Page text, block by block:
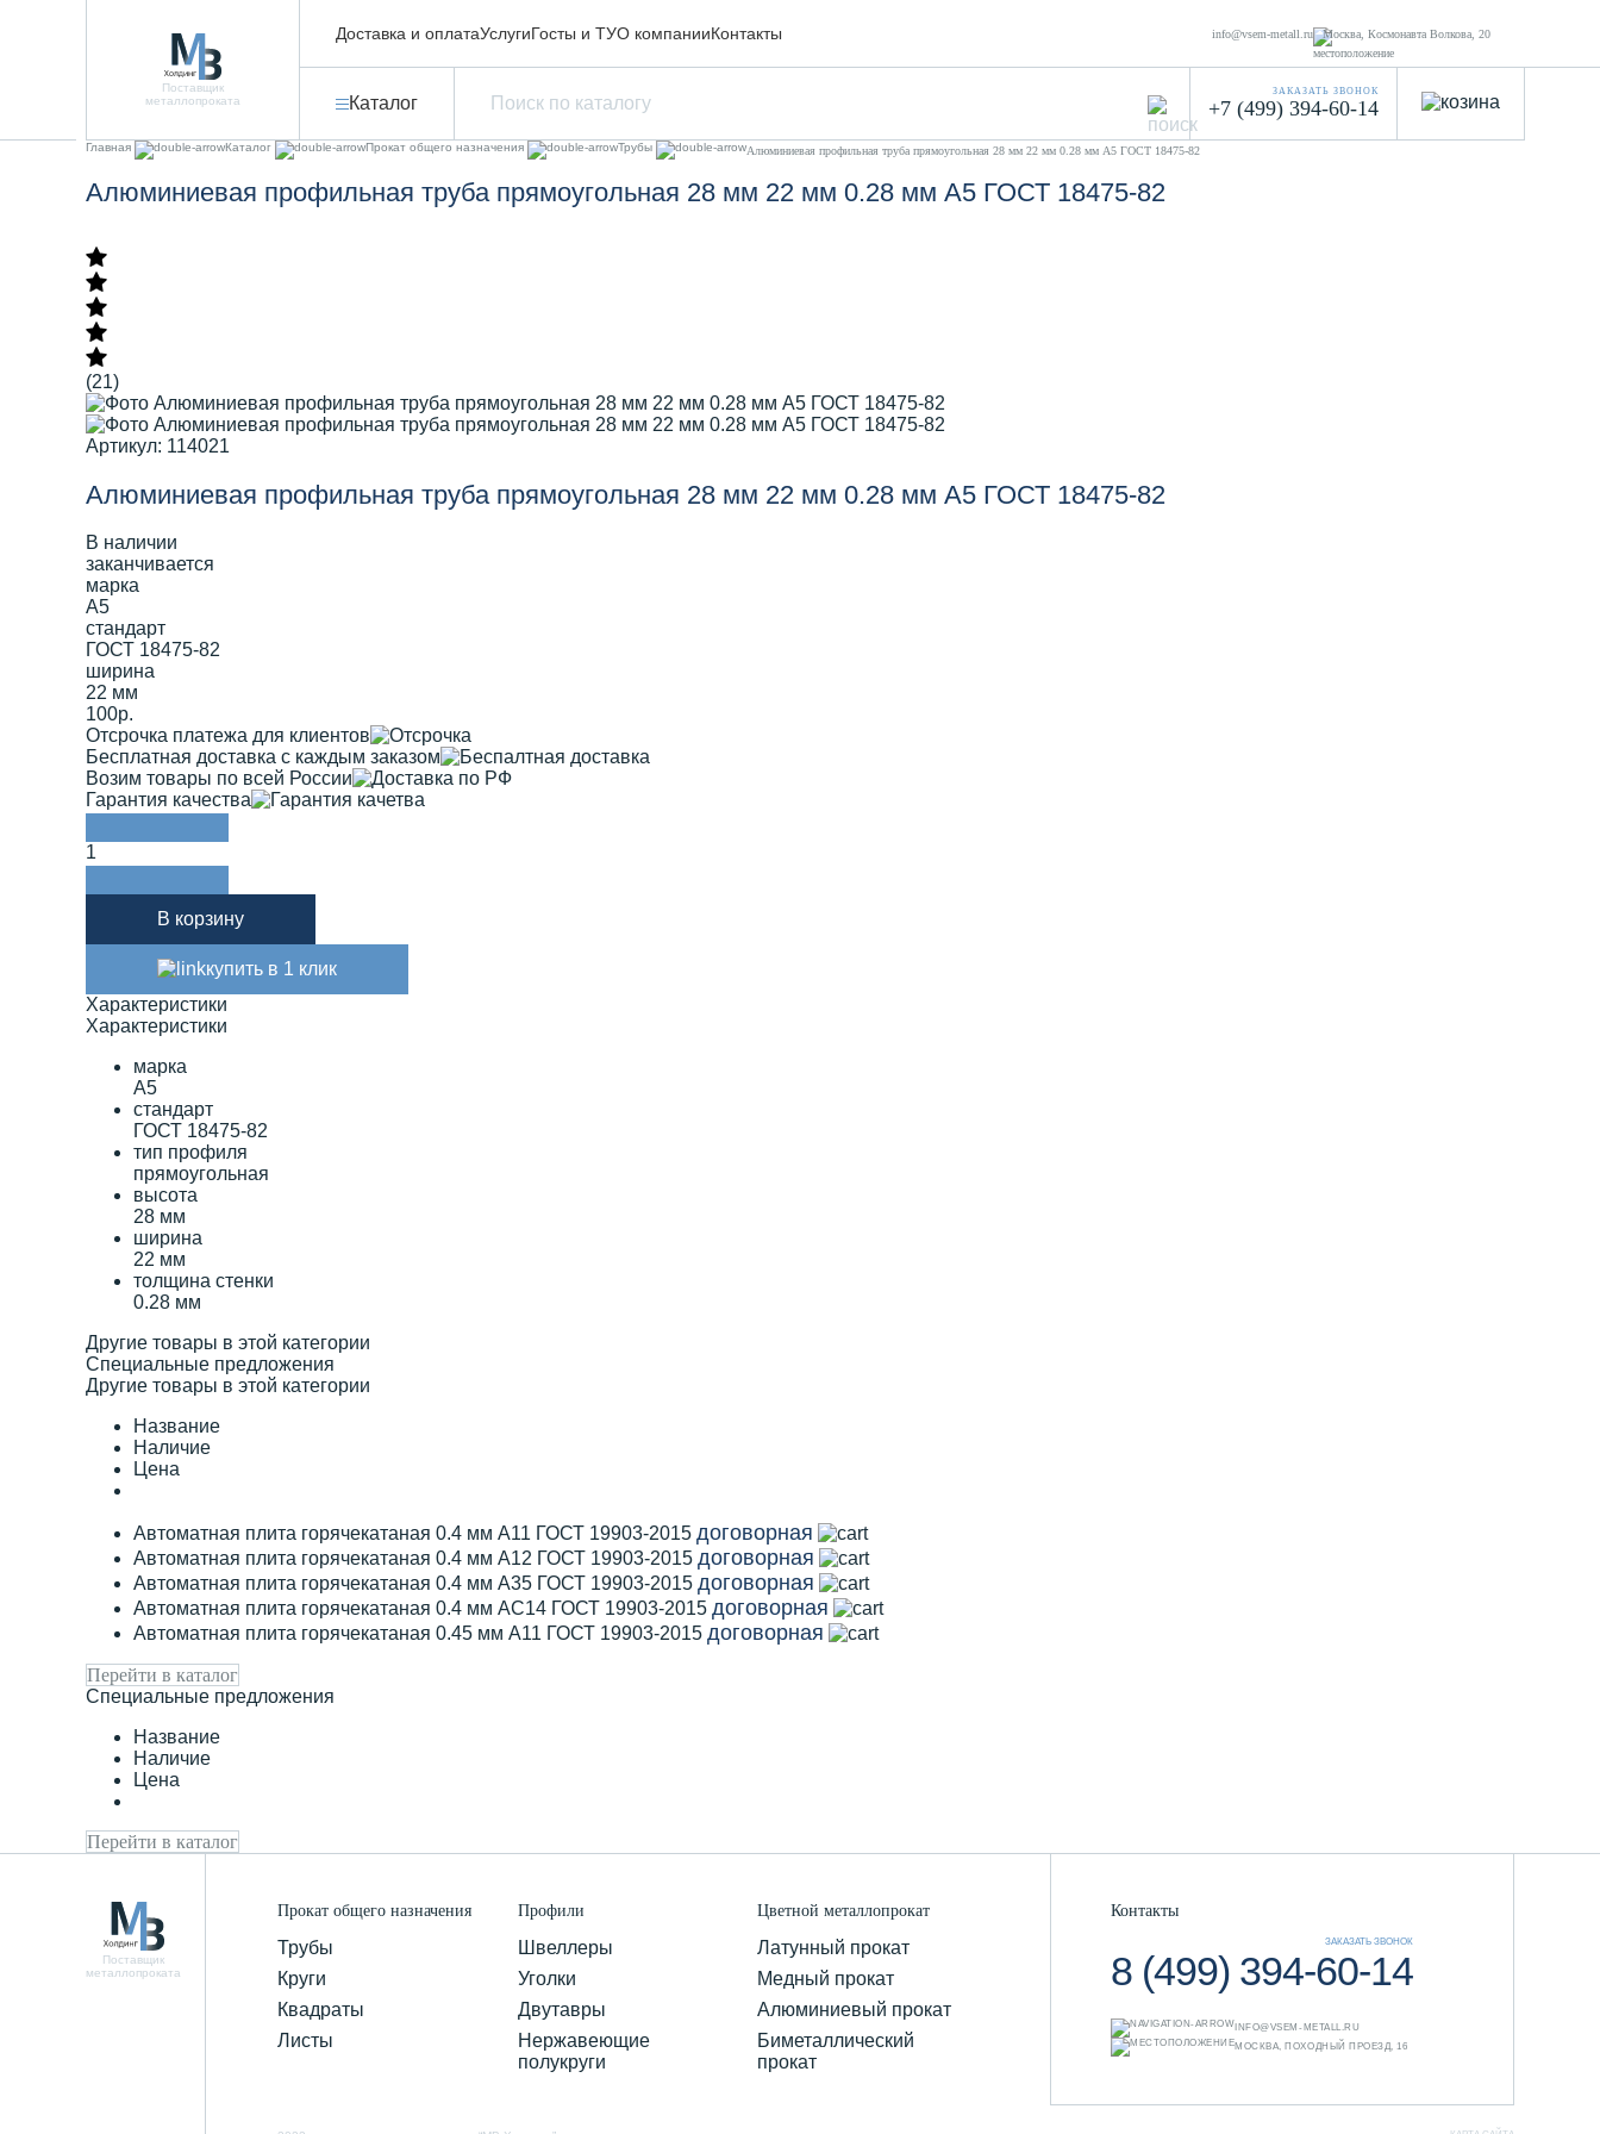
Поставщик
металлопроката
Доставка и оплатаУслугиГосты и ТУО компанииКонтакты info@vsem-metall.ru Москва, Космонавта Волкова, 20
Каталог
ЗАКАЗАТЬ ЗВОНОК
+7 (499) 394-60-14
Главная Каталог Прокат общего назначения Трубы Алюминиевая профильная труба прямоугольная 28 мм 22 мм 0.28 мм А5 ГОСТ 18475-82
Алюминиевая профильная труба прямоугольная 28 мм 22 мм 0.28 мм А5 ГОСТ 18475-82
(21)
Артикул: 114021
Алюминиевая профильная труба прямоугольная 28 мм 22 мм 0.28 мм А5 ГОСТ 18475-82
В наличии
заканчивается
марка
А5
стандарт
ГОСТ 18475-82
ширина
22 мм
100р.
Отсрочка платежа для клиентов
Бесплатная доставка с каждым заказом
Возим товары по всей России
Гарантия качества
1
В корзину
купить в 1 клик
Характеристики
Характеристики
марка
А5
стандарт
ГОСТ 18475-82
тип профиля
прямоугольная
высота
28 мм
ширина
22 мм
толщина стенки
0.28 мм
Другие товары в этой категории
Специальные предложения
Другие товары в этой категории
Название
Наличие
Цена
Автоматная плита горячекатаная 0.4 мм А11 ГОСТ 19903-2015 договорная
Автоматная плита горячекатаная 0.4 мм А12 ГОСТ 19903-2015 договорная
Автоматная плита горячекатаная 0.4 мм А35 ГОСТ 19903-2015 договорная
Автоматная плита горячекатаная 0.4 мм АС14 ГОСТ 19903-2015 договорная
Автоматная плита горячекатаная 0.45 мм А11 ГОСТ 19903-2015 договорная
Перейти в каталог
Специальные предложения
Название
Наличие
Цена
Перейти в каталог
Поставщик
металлопроката
Прокат общего назначения
Трубы
Круги
Квадраты
Листы
Профили
Швеллеры
Уголки
Двутавры
Нержавеющие
полукруги
Цветной металлопрокат
Латунный прокат
Медный прокат
Алюминиевый прокат
Биметаллический
прокат
Контакты
ЗАКАЗАТЬ ЗВОНОК
8 (499) 394-60-14
INFO@VSEM-METALL.RU
МОСКВА, ПОХОДНЫЙ ПРОЕЗД, 16